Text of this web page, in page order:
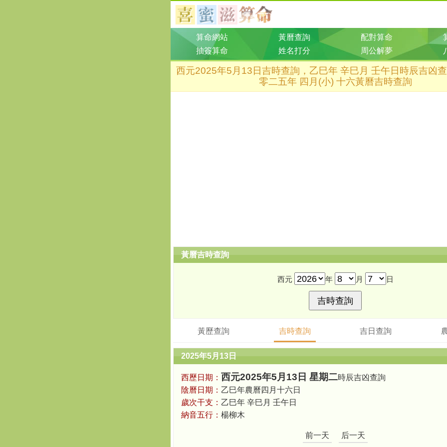
算命網站 黃曆查詢 配對算命
抽簽算命
姓名打分 周公解夢
西元2025年5月13日吉時查詢，乙巳年 辛巳月 壬午日時辰吉凶
零二五年 四月(小) 十六黃曆吉時查詢
黃曆吉時查詢
西元 年 月 日
黃歷查詢 吉時查詢 吉日查詢
2025年5月13日
西歷日期： 西元2025年5月13日 星期二時辰吉凶查詢
陰曆日期： 乙巳年農曆四月十六日
歲次干支： 乙巳年 辛巳月 壬午日
納音五行： 楊柳木
前一天 后一天